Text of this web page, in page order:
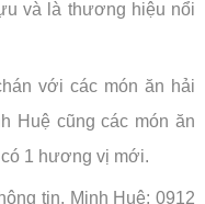
và là thương hiệu nổi
với các món ăn hải
Huệ cũng các món ăn
1 hương vị mới.
tin. Minh Huệ: 0912